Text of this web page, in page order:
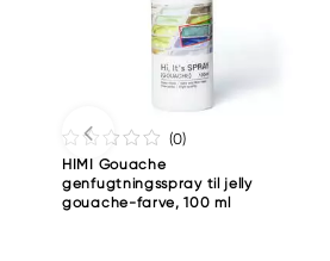
(0)
HIMI Gouache
genfugtningsspray til jelly
gouache-farve, 100 ml